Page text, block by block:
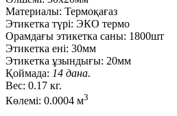
Материалы: Термоқағаз
Этикетка түрі: ЭКО термо
Орамдағы этикетка саны: 1800шт
Этикетка ені: 30мм
Этикетка ұзындығы: 20мм
Қоймада: 14 дана.
Вес: 0.17 кг.
Көлемі: 0.0004 м3